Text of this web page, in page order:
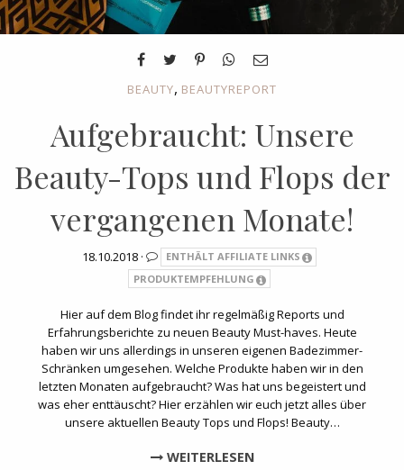
BEAUTY, BEAUTYREPORT
Aufgebraucht: Unsere
Beauty-Tops und Flops der
vergangenen Monate!
18.10.2018 ·
ENTHÄLT AFFILIATE LINKS
PRODUKTEMPFEHLUNG
Hier auf dem Blog findet ihr regelmäßig Reports und
Erfahrungsberichte zu neuen Beauty Must-haves. Heute
haben wir uns allerdings in unseren eigenen Badezimmer-
Schränken umgesehen. Welche Produkte haben wir in den
letzten Monaten aufgebraucht? Was hat uns begeistert und
was eher enttäuscht? Hier erzählen wir euch jetzt alles über
unsere aktuellen Beauty Tops und Flops! Beauty…
WEITERLESEN